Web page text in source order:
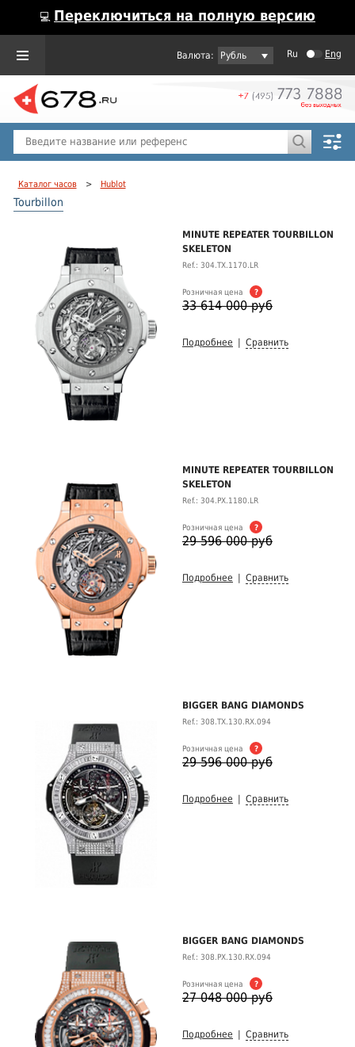
💻 Переключиться на полную версию
Рубль Ru Eng
Каталог часов > Hublot
Tourbillon
MINUTE REPEATER TOURBILLON
SKELETON
Ref.: 304.TX.1170.LR
Розничная цена ?
33 614 000 руб
Подробнее Сравнить
MINUTE REPEATER TOURBILLON
SKELETON
Ref.: 304.PX.1180.LR
Розничная цена ?
29 596 000 руб
Подробнее Сравнить
BIGGER BANG DIAMONDS
Ref.: 308.TX.130.RX.094
Розничная цена ?
29 596 000 руб
Подробнее Сравнить
BIGGER BANG DIAMONDS
Ref.: 308.PX.130.RX.094
Розничная цена ?
27 048 000 руб
Подробнее Сравнить